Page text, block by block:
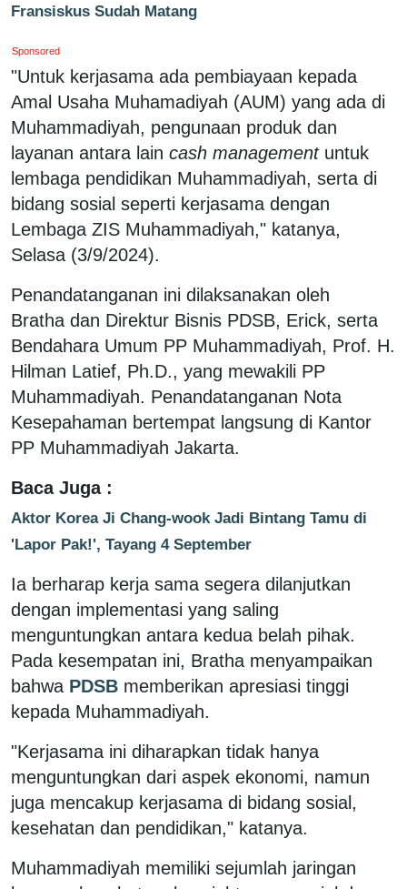
Fransiskus Sudah Matang
Sponsored
"Untuk kerjasama ada pembiayaan kepada
Amal Usaha Muhamadiyah (AUM) yang ada di
Muhammadiyah, pengunaan produk dan
layanan antara lain cash managementuntuk
lembaga pendidikan Muhammadiyah, serta di
bidang sosial seperti kerjasama dengan
Lembaga ZIS Muhammadiyah," katanya,
Selasa (3/9/2024).
Penandatanganan ini dilaksanakan oleh
Bratha dan Direktur Bisnis PDSB, Erick, serta
Bendahara Umum PP Muhammadiyah, Prof. H.
Hilman Latief, Ph.D., yang mewakili PP
Muhammadiyah. Penandatanganan Nota
Kesepahaman bertempat langsung di Kantor
PP Muhammadiyah Jakarta.
Baca Juga :
Aktor Korea Ji Chang-wook Jadi Bintang Tamu di
'Lapor Pak!', Tayang 4 September
Ia berharap kerja sama segera dilanjutkan
dengan implementasi yang saling
menguntungkan antara kedua belah pihak.
Pada kesempatan ini, Bratha menyampaikan
bahwa PDSB memberikan apresiasi tinggi
kepada Muhammadiyah.
"Kerjasama ini diharapkan tidak hanya
menguntungkan dari aspek ekonomi, namun
juga mencakup kerjasama di bidang sosial,
kesehatan dan pendidikan," katanya.
Muhammadiyah memiliki sejumlah jaringan